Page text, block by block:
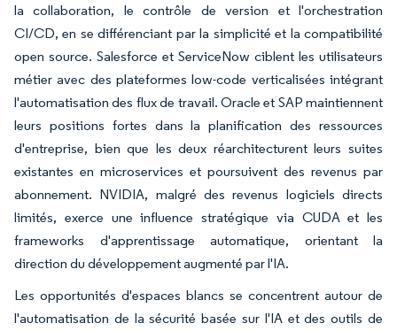
la collaboration, le contrôle de version et l'orchestration
CI/CD, en se différenciant par la simplicité et la compatibilité
open source. Salesforce et ServiceNow ciblent les utilisateurs
métier avec des plateformes low-code verticalisées intégrant
l'automatisation des flux de travail. Oracle et SAP maintiennent
leurs positions fortes dans la planification des ressources
d'entreprise, bien que les deux réarchitecturent leurs suites
existantes en microservices et poursuivent des revenus par
abonnement. NVIDIA, malgré des revenus logiciels directs
limités, exerce une influence stratégique via CUDA et les
frameworks d'apprentissage automatique, orientant la
direction du développement augmenté par l'IA.
Les opportunités d'espaces blancs se concentrent autour de
l'automatisation de la sécurité basée sur l'IA et des outils de